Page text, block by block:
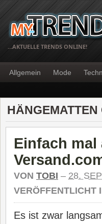
…AKTUELLE TRENDS ONLINE!
Allgemein Mode
Einfach mal
VON TOBI – 28.
VERÖFFENTLICHT
Es ist zwar